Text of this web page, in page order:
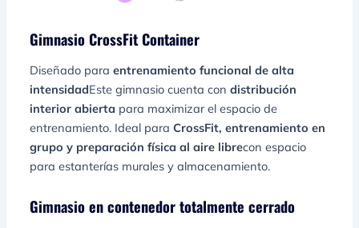
Gimnasio CrossFit Container
Diseñado paraentrenamiento funcional de alta
intensidadEste gimnasio cuenta condistribución
interior abierta para maximizar el espacio de
entrenamiento. Ideal paraCrossFit, entrenamiento en
grupo y preparación física al aire librecon espacio
para estanterías murales y almacenamiento.
Gimnasio en contenedor totalmente cerrado